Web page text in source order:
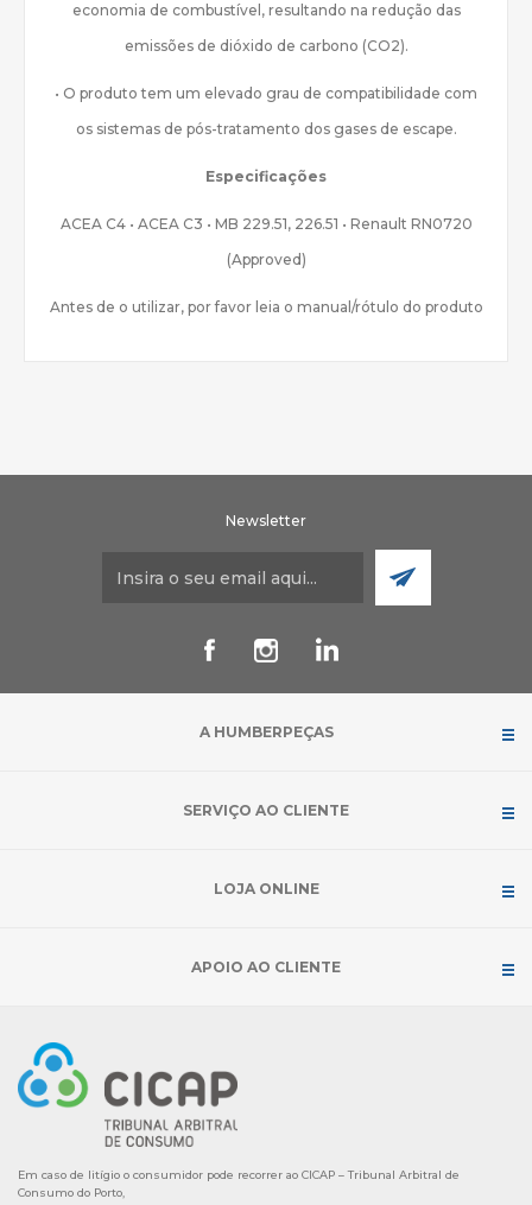
economia de combustível, resultando na redução das
emissões de dióxido de carbono (CO2).
• O produto tem um elevado grau de compatibilidade com
os sistemas de pós-tratamento dos gases de escape.
Especificações
ACEA C4 • ACEA C3 • MB 229.51, 226.51 • Renault RN0720
(Approved)
Antes de o utilizar, por favor leia o manual/rótulo do produto
Newsletter
A HUMBERPEÇAS
SERVIÇO AO CLIENTE
LOJA ONLINE
APOIO AO CLIENTE
Em caso de litígio o consumidor pode recorrer ao CICAP – Tribunal Arbitral de
Consumo do Porto,